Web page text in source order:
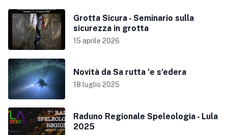
Grotta Sicura - Seminario sulla
sicurezza in grotta
15 aprile 2026
Novità da Sa rutta ‘e s’edera
18 luglio 2025
Raduno Regionale Speleologia - Lula
2025